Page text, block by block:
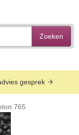
Zoeken
gesprek
765